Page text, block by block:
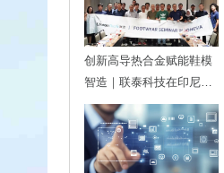
创新高导热合金赋能鞋模
智造｜联泰科技在印尼发
布金属3D打印落地方案